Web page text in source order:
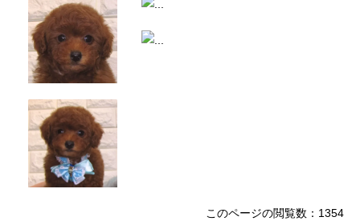
このページの閲覧数：1354